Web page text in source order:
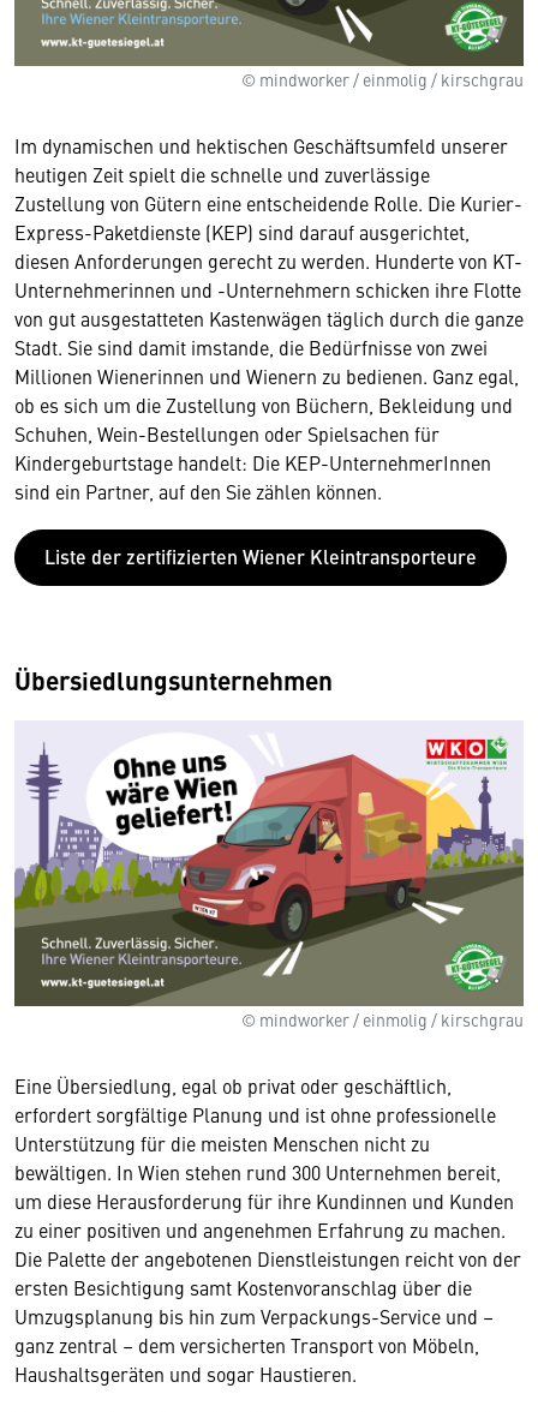
© mindworker / einmolig / kirschgrau
Im dynamischen und hektischen Geschäftsumfeld unserer
heutigen Zeit spielt die schnelle und zuverlässige
Zustellung von Gütern eine entscheidende Rolle. Die Kurier-
Express-Paketdienste (KEP) sind darauf ausgerichtet,
diesen Anforderungen gerecht zu werden. Hunderte von KT-
Unternehmerinnen und -Unternehmern schicken ihre Flotte
von gut ausgestatteten Kastenwägen täglich durch die ganze
Stadt. Sie sind damit imstande, die Bedürfnisse von zwei
Millionen Wienerinnen und Wienern zu bedienen. Ganz egal,
ob es sich um die Zustellung von Büchern, Bekleidung und
Schuhen, Wein-Bestellungen oder Spielsachen für
Kindergeburtstage handelt: Die KEP-UnternehmerInnen
sind ein Partner, auf den Sie zählen können.
Liste der zertifizierten Wiener Kleintransporteure
Übersiedlungsunternehmen
© mindworker / einmolig / kirschgrau
Eine Übersiedlung, egal ob privat oder geschäftlich,
erfordert sorgfältige Planung und ist ohne professionelle
Unterstützung für die meisten Menschen nicht zu
bewältigen. In Wien stehen rund 300 Unternehmen bereit,
um diese Herausforderung für ihre Kundinnen und Kunden
zu einer positiven und angenehmen Erfahrung zu machen.
Die Palette der angebotenen Dienstleistungen reicht von der
ersten Besichtigung samt Kostenvoranschlag über die
Umzugsplanung bis hin zum Verpackungs-Service und –
ganz zentral – dem versicherten Transport von Möbeln,
Haushaltsgeräten und sogar Haustieren.